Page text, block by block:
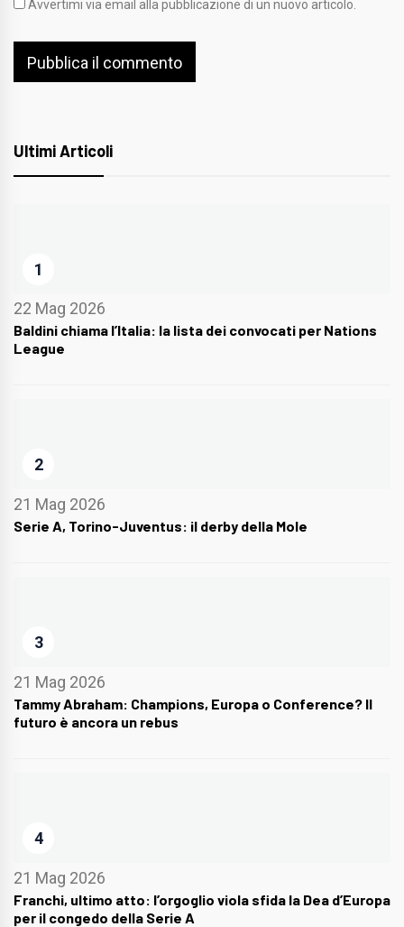
Avvertimi via email alla pubblicazione di un nuovo articolo.
Ultimi Articoli
1
22 Mag 2026
Baldini chiama l’Italia: la lista dei convocati per Nations
League
2
21 Mag 2026
Serie A, Torino-Juventus: il derby della Mole
3
21 Mag 2026
Tammy Abraham: Champions, Europa o Conference? Il
futuro è ancora un rebus
4
21 Mag 2026
Franchi, ultimo atto: l’orgoglio viola sfida la Dea d’Europa
per il congedo della Serie A